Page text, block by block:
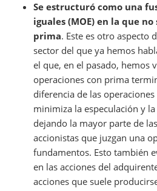
Se estructuró como una
iguales (MOE) en la que
prima. Este es otro aspecto
sector del que ya hemos
el que, en el pasado, hemos
operaciones con prima
diferencia de las
minimiza la especulación y
dejando la mayor parte de
accionistas que juzgan una
fundamentos. Esto también
en las acciones del
acciones que suele